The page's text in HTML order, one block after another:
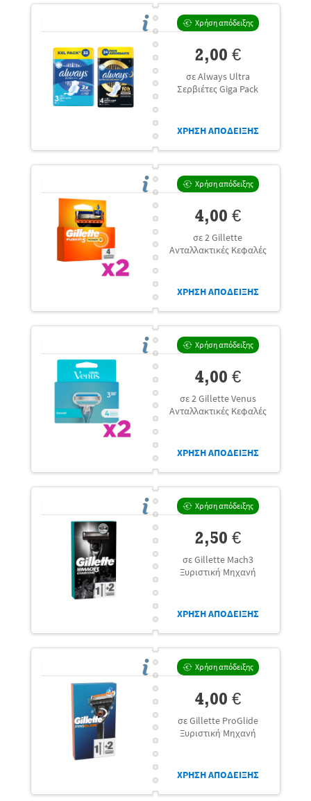
Χρήση απόδειξης
2,00 €
σε Always Ultra
Σερβιέτες Giga Pack
ΧΡΗΣΗ ΑΠΟΔΕΙΞΗΣ
Χρήση απόδειξης
4,00 €
σε 2 Gillette
Ανταλλακτικές Κεφαλές
ΧΡΗΣΗ ΑΠΟΔΕΙΞΗΣ
Χρήση απόδειξης
4,00 €
σε 2 Gillette Venus
Ανταλλακτικές Κεφαλές
ΧΡΗΣΗ ΑΠΟΔΕΙΞΗΣ
Χρήση απόδειξης
2,50 €
σε Gillette Mach3
Ξυριστική Μηχανή
ΧΡΗΣΗ ΑΠΟΔΕΙΞΗΣ
Χρήση απόδειξης
4,00 €
σε Gillette ProGlide
Ξυριστική Μηχανή
ΧΡΗΣΗ ΑΠΟΔΕΙΞΗΣ